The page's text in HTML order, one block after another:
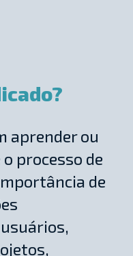
aprender ou
processo de
de